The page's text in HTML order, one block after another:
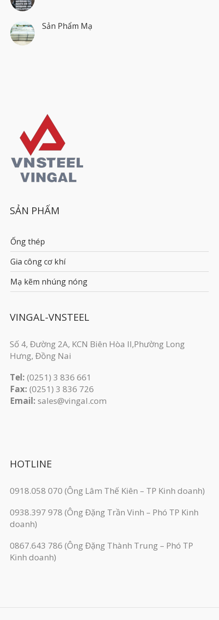
Sản Phẩm Mạ
SẢN PHẨM
Ống thép
Gia công cơ khí
Mạ kẽm nhúng nóng
VINGAL-VNSTEEL
Số 4, Đường 2A, KCN Biên Hòa II,Phường Long
Hưng, Đồng Nai
Tel: (0251) 3 836 661
Fax: (0251) 3 83​6 726
Email: sales@vingal.com
HOTLINE
0918.058 070 (Ông Lâm Thế Kiên – TP Kinh doanh)
0938.397 978 (Ông Đặng Trần Vinh – Phó TP Kinh
doanh)
0867.643 786 (Ông Đặng Thành Trung – Phó TP
Kinh doanh)